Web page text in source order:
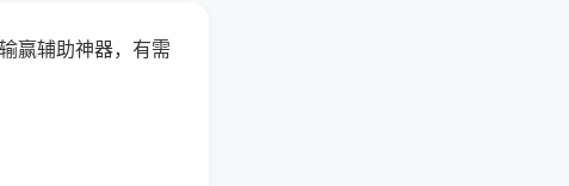
赢辅助神器，有需